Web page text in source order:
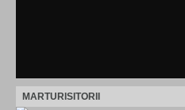
MARTURISITORII